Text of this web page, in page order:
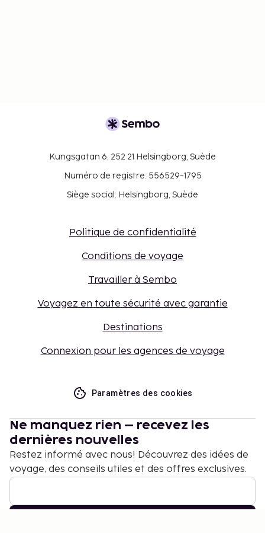
Kungsgatan 6, 252 21 Helsingborg, Suède
Numéro de registre: 556529-1795
Siège social: Helsingborg, Suède
Politique de confidentialité
Conditions de voyage
Travailler à Sembo
Voyagez en toute sécurité avec garantie
Destinations
Connexion pour les agences de voyage
Paramètres des cookies
Ne manquez rien – recevez les
dernières nouvelles
Restez informé avec nous! Découvrez des idées de
voyage, des conseils utiles et des offres exclusives.